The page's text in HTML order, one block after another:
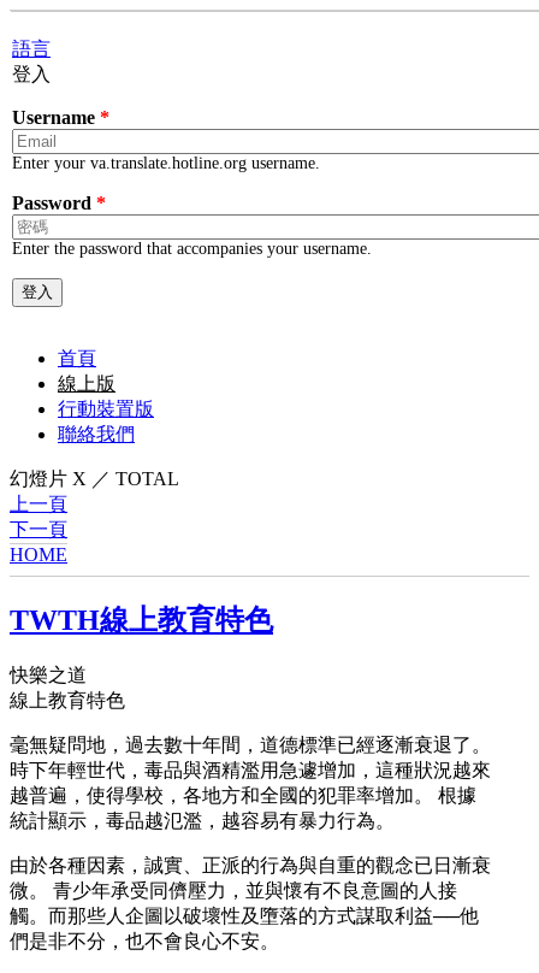
語言
登入
Username *
Enter your va.translate.hotline.org username.
Password *
Enter the password that accompanies your username.
首頁
線上版
行動裝置版
聯絡我們
幻燈片 X ／ TOTAL
上一頁
下一頁
YOU ARE HERE
HOME
TWTH線上教育特色
快樂之道
線上教育特色
毫無疑問地，過去數十年間，道德標準已經逐漸衰退了。
時下年輕世代，毒品與酒精濫用急遽增加，這種狀況越來
越普遍，使得學校，各地方和全國的犯罪率增加。 根據
統計顯示，毒品越氾濫，越容易有暴力行為。
由於各種因素，誠實、正派的行為與自重的觀念已日漸衰
微。 青少年承受同儕壓力，並與懷有不良意圖的人接
觸。而那些人企圖以破壞性及墮落的方式謀取利益──他
們是非不分，也不會良心不安。